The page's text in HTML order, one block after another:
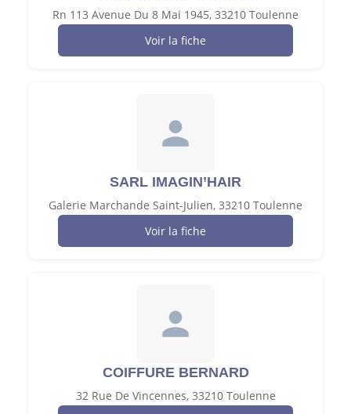
Rn 113 Avenue Du 8 Mai 1945, 33210 Toulenne
Voir la fiche
SARL IMAGIN’HAIR
Galerie Marchande Saint-Julien, 33210 Toulenne
Voir la fiche
COIFFURE BERNARD
32 Rue De Vincennes, 33210 Toulenne